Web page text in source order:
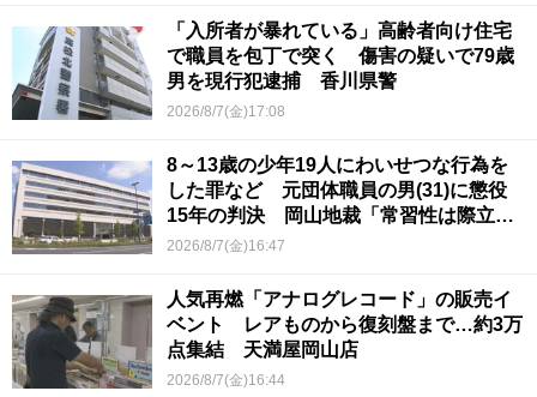
「入所者が暴れている」高齢者向け住宅
で職員を包丁で突く 傷害の疑いで79歳
男を現行犯逮捕 香川県警
2026/8/7(金)17:08
8～13歳の少年19人にわいせつな行為を
した罪など 元団体職員の男(31)に懲役
15年の判決 岡山地裁「常習性は際立っ
ていて被害結果も非常に重い」
2026/8/7(金)16:47
人気再燃「アナログレコード」の販売イ
ベント レアものから復刻盤まで…約3万
点集結 天満屋岡山店
2026/8/7(金)16:44